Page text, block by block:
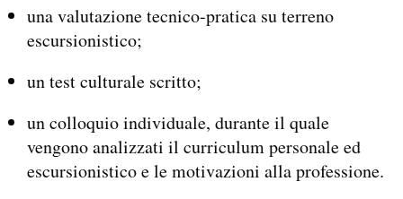
una valutazione tecnico-pratica su terreno
escursionistico;
un test culturale scritto;
un colloquio individuale, durante il quale
vengono analizzati il curriculum personale ed
escursionistico e le motivazioni alla professione.